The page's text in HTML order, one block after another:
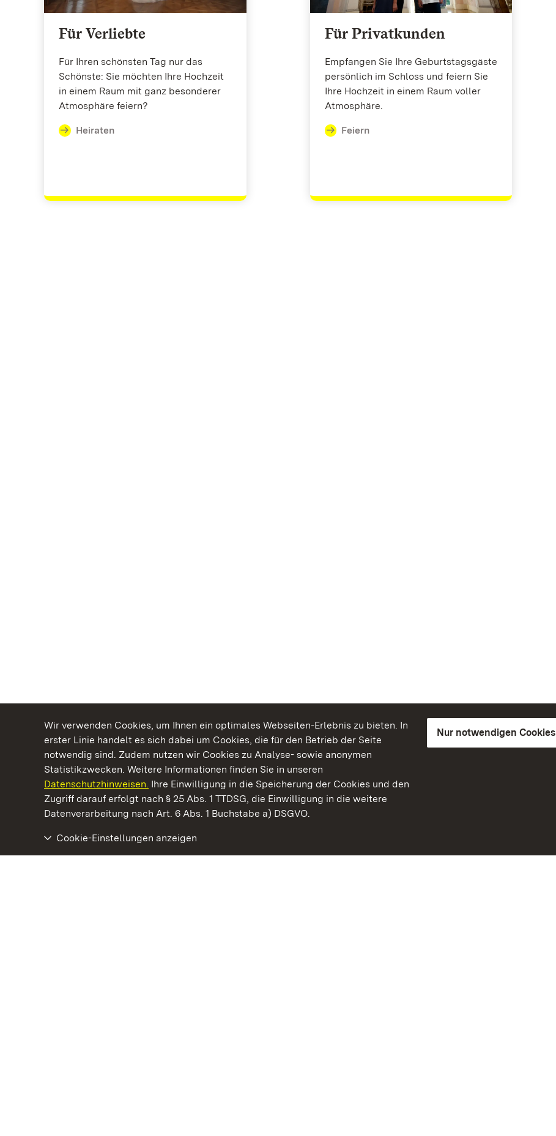
Wir verwenden Cookies, um Ihnen ein optimales Webseiten-Erlebnis zu bieten. In
erster Linie handelt es sich dabei um Cookies, die für den Betrieb der Seite
notwendig sind. Zudem nutzen wir Cookies zu Analyse- sowie anonymen
Statistikzwecken. Weitere Informationen finden Sie in unseren
Datenschutzhinweisen. Ihre Einwilligung in die Speicherung der Cookies und den
Zugriff darauf erfolgt nach § 25 Abs. 1 TTDSG, die Einwilligung in die weitere
Datenverarbeitung nach Art. 6 Abs. 1 Buchstabe a) DSGVO.
Nur notwendigen
Cookie-Einstellungen anzeigen
Für Verliebte
Für Ihren schönsten Tag nur das
Schönste: Sie möchten Ihre Hochzeit
in einem Raum mit ganz besonderer
Atmosphäre feiern?
Heiraten
Für Privatkunden
Empfangen Sie Ihre Geburtstagsgäste
persönlich im Schloss und feiern Sie
Ihre Hochzeit in einem Raum voller
Atmosphäre.
Feiern
Kommen. Staunen. Genießen.